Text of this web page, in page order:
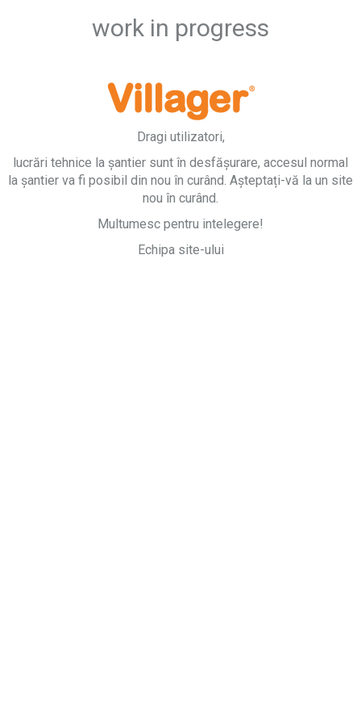
work in progress
Dragi utilizatori,
lucrări tehnice la șantier sunt în desfășurare, accesul normal
la șantier va fi posibil din nou în curând. Așteptați-vă la un site
nou în curând.
Multumesc pentru intelegere!
Echipa site-ului